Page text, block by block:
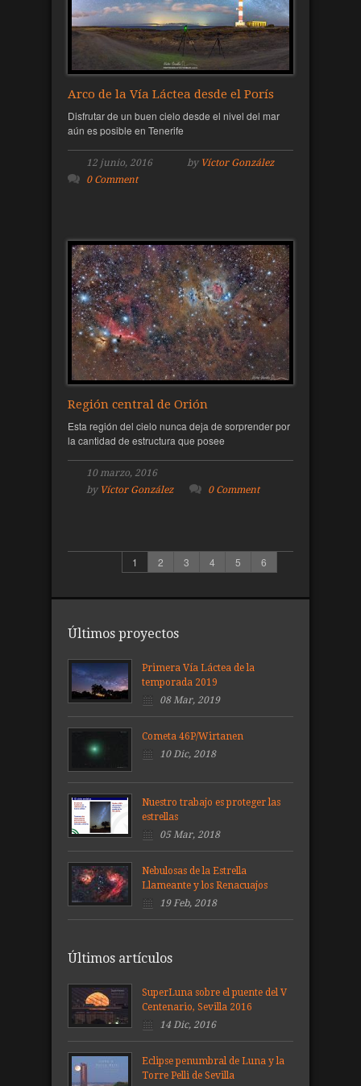
Arco de la Vía Láctea desde el Porís
Disfrutar de un buen cielo desde el nivel del mar
aún es posible en Tenerife
12 junio, 2016 by Víctor González
0 Comment
Región central de Orión
Esta región del cielo nunca deja de sorprender por
la cantidad de estructura que posee
10 marzo, 2016
by Víctor González 0 Comment
1 2 3 4 5 6
Últimos proyectos
Primera Vía Láctea de la
temporada 2019
08 Mar, 2019
Cometa 46P/Wirtanen
10 Dic, 2018
Nuestro trabajo es proteger las
estrellas
05 Mar, 2018
Nebulosas de la Estrella
Llameante y los Renacuajos
19 Feb, 2018
Últimos artículos
SuperLuna sobre el puente del V
Centenario, Sevilla 2016
14 Dic, 2016
Eclipse penumbral de Luna y la
Torre Pelli de Sevilla